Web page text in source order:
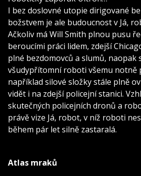
I bez doslovné utopie dirigované
božstvem je ale budoucnost v Já,
Ačkoliv má Will Smith plnou pusu
beroucími práci lidem, zdejší
plné bezdomovců a slumů, naopak
všudypřítomní roboti všemu notně
například silové složky stále plně
vidět i na zdejší policejní stanici.
skutečných policejních dronů a
právě vize Já, robot, v níž roboti
během pár let silně zastaralá.
Atlas mraků